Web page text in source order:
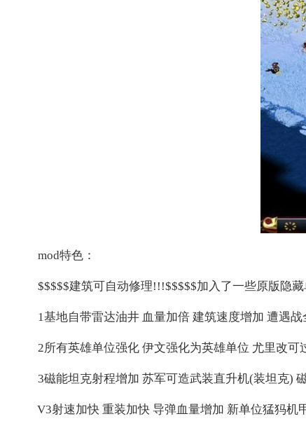
mod特色：
$$$$$建筑可自动修理!!!$$$$$加入了一些原版隐藏
1基地自带雷达油井 血量加倍 建筑速度增加 遭遇战
2所有英雄单位强化 伊文强化为英雄单位 尤里改可
3磁能坦克射程增加 苏军可造武装直升机(装坦克)
V3射速加快 重装加快 导弹血量增加 新单位猛犸机